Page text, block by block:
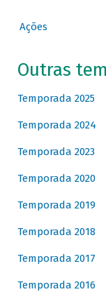
Ações
Outras
Temporada 2025
Temporada 2024
Temporada 2023
Temporada 2020
Temporada 2019
Temporada 2018
Temporada 2017
Temporada 2016